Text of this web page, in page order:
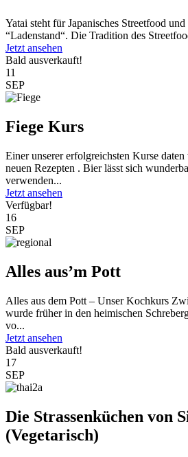
Yatai steht für Japanisches Streetfood
“Ladenstand“. Die Tradition des
Jetzt ansehen
Bald ausverkauft!
11
SEP
Fiege Kurs
Einer unserer erfolgreichsten Kurse
neuen Rezepten . Bier lässt sich
verwenden...
Jetzt ansehen
Verfügbar!
16
SEP
Alles aus’m Pott
Alles aus dem Pott – Unser Kochkurs
wurde früher in den heimischen
vo...
Jetzt ansehen
Bald ausverkauft!
17
SEP
Die Strassenküchen von
(Vegetarisch)